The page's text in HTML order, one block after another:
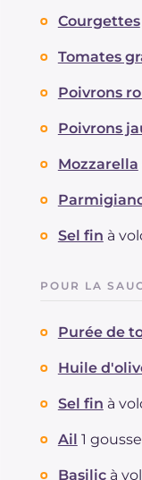
Courgettes
Tomates
Poivrons
Poivrons
Mozzarella
Sel fin à
POUR LA
Purée de
Huile
Sel fin à
Ail 1 gousse
Basilic à